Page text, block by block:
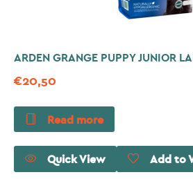
ARDEN GRANGE PUPPY JUNIOR
€20,50
Read more
Quick View Add to